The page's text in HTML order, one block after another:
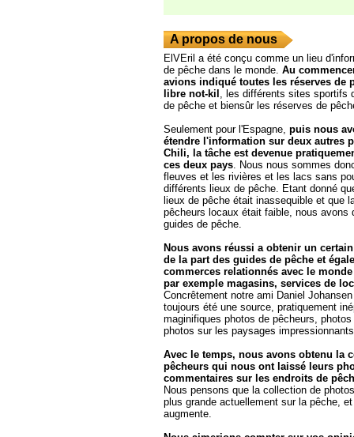
A propos de nous
ElVEril a été conçu comme un lieu
de pêche dans le monde. Au
avions indiqué toutes les réserves de
libre not-kil , les différents sites sportifs
de pêche et biensûr les réserves de
Seulement pour l'Espagne, puis nous
étendre l'information sur deux autres
Chili, la tâche est devenue
ces deux pays. Nous nous sommes
fleuves et les rivières et les lacs sans
différents lieux de pêche. Etant donné
lieux de pêche était inassequible et que
pêcheurs locaux était faible, nous avons
guides de pêche.
Nous avons réussi a obtenir un
de la part des guides de pêche et
commerces relationnés avec le
par exemple magasins, services de
Concrêtement notre ami Daniel
toujours été une source, pratiquement
maginifiques photos de pêcheurs,
photos sur les paysages
Avec le temps, nous avons obtenu la
pêcheurs qui nous ont laissé leurs
commentaires sur les endroits de
Nous pensons que la collection de
plus grande actuellement sur la pêche,
augmente.